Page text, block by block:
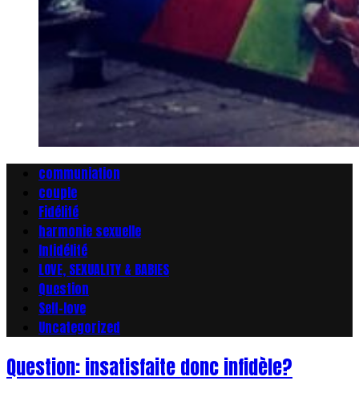
communiation
couple
Fidélité
harmonie sexuelle
Infidélité
LOVE, SEXUALITY & BABIES
Question
Self-love
Uncategorized
Question: insatisfaite donc infidèle?